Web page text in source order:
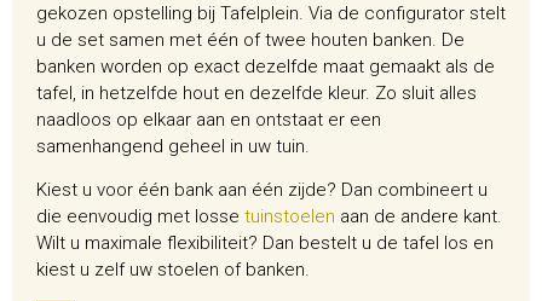
gekozen opstelling bij Tafelplein. Via de configurator stelt
u de set samen met één of twee houten banken. De
banken worden op exact dezelfde maat gemaakt als de
tafel, in hetzelfde hout en dezelfde kleur. Zo sluit alles
naadloos op elkaar aan en ontstaat er een
samenhangend geheel in uw tuin.
Kiest u voor één bank aan één zijde? Dan combineert u
die eenvoudig met losse tuinstoelen aan de andere kant.
Wilt u maximale flexibiliteit? Dan bestelt u de tafel los en
kiest u zelf uw stoelen of banken.